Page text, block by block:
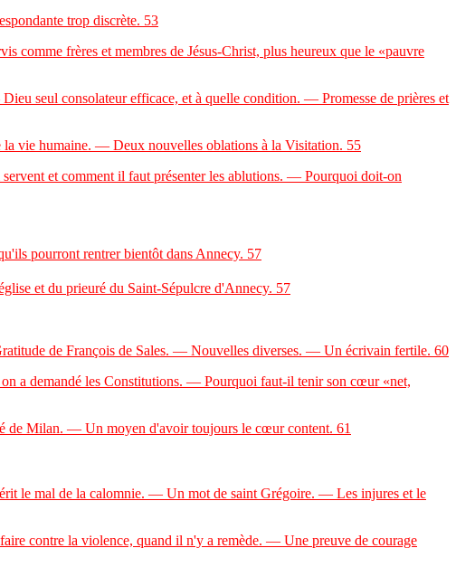
trop discrète. 53
frères et membres de Jésus-Christ, plus heureux que le «pauvre
seul consolateur efficace, et à quelle condition. — Promesse de prières et
vie humaine. — Deux nouvelles oblations à la Visitation. 55
et comment il faut présenter les ablutions. — Pourquoi doit-on
pourront rentrer bientôt dans Annecy. 57
et du prieuré du Saint-Sépulcre d'Annecy. 57
de François de Sales. — Nouvelles diverses. — Un écrivain fertile. 60
a demandé les Constitutions. — Pourquoi faut-il tenir son cœur «net,
de Milan. — Un moyen d'avoir toujours le cœur content. 61
le mal de la calomnie. — Un mot de saint Grégoire. — Les injures et le
contre la violence, quand il n'y a remède. — Une preuve de courage